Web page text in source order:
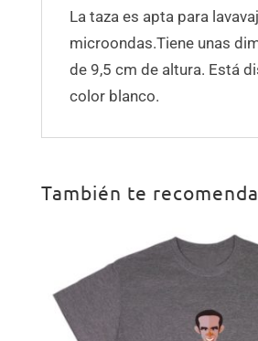
La taza es apta para
microondas.Tiene unas
de 9,5 cm de altura. Está
color blanco.
También te